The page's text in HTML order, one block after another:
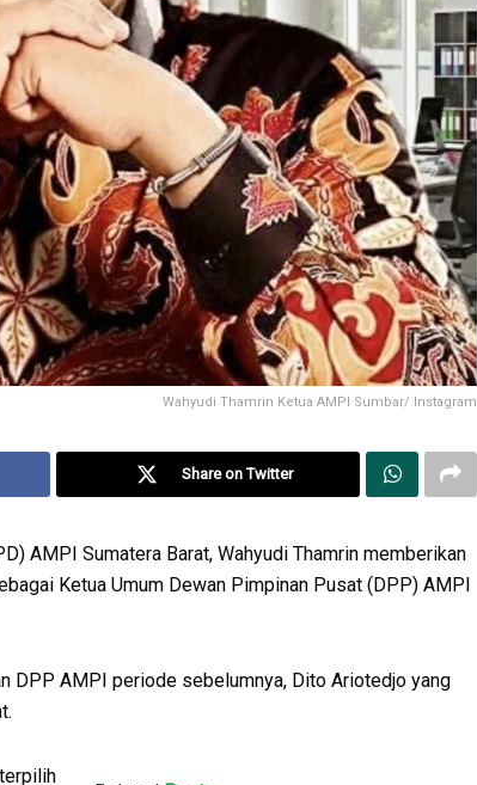
Wahyudi Thamrin Ketua AMPI Sumbar/ Instagram
Share on Twitter
AMPI Sumatera Barat, Wahyudi Thamrin memberikan
Ketua Umum Dewan Pimpinan Pusat (DPP) AMPI
DPP AMPI periode sebelumnya, Dito Ariotedjo yang